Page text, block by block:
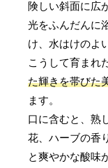
険しい斜面に広
光をふんだんに
け、水はけのよ
こうして育まれ
た輝きを帯びた
ます。
口に含むと、熟
花、ハーブの香
と爽やかな酸味